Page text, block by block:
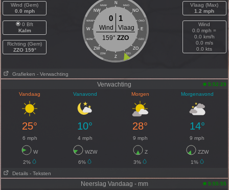
Wind (Gem)
0.0 mph
0 Bft
Kalm
Richting (Gem)
ZZO 159°
N
NNW NNO
NW NO
WNW ONO
W E
WZW OZO
ZW ZO
ZZW ZZO
Z
0 1
Wind
Vlaag
159° ZZO
Vlaag (Max)
1.2 mph
Wind
0.0 mph =
0.0 km/h
0.0 m/s
0.0 kts
Grafieken - Verwachting
Verwachting
5:52:29
Vandaag
Vanavond Morgen Morgenavond
25° 10° 28° 14°
6 mph 4 mph 9 mph 9 mph
W WZW Z
ZZW
2%
6% 3%
1%
Details - Teksten
Neerslag Vandaag - mm 5:55:55